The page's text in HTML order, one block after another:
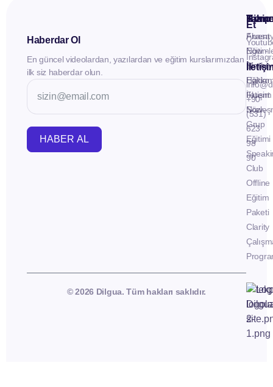
Haberdar Ol
En güncel videolardan, yazılardan ve eğitim kurslarımızdan
ilk siz haberdar olun.
HABER AL
İletişim
Fluent
Now -
Birebir
Eğitim
Fluent
Now -
Grup
Eğitimi
Club
Offline
Eğitim
Paketi
Clarity
Takip
Et
+90
(531)
623
98
90
© 2026 Dilgua. Tüm hakları saklıdır.